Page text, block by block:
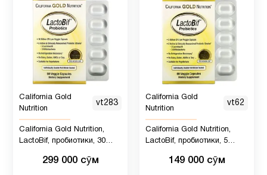
Детская
омега 3
Детская
омега 3
2
Детские
California Gold
Nutrition
vt283
California Gold Nutrition,
LactoBif, пробиотики, 30
вегетарианских капсул
299 000 сӯм
California Gold
Nutrition
vt62
California Gold Nutrition,
LactoBif, пробиотики, 5
растительных капсул
149 000 сӯм